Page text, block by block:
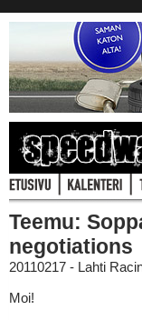
Teemu:
negotiations
20110217 - Lahti
Moi!